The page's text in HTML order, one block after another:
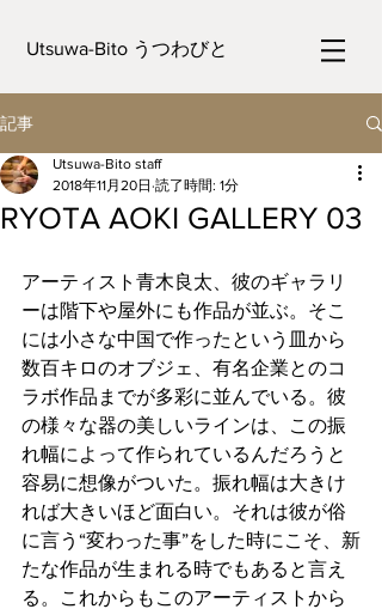
Utsuwa-Bito うつわびと
記事
RYOTA AOKI GALLERY 03
Utsuwa-Bito staff
2018年11月20日 読了時間: 1分
アーティスト青木良太、彼のギャラリ
ーは階下や屋外にも作品が並ぶ。そこ
には小さな中国で作ったという皿から
数百キロのオブジェ、有名企業とのコ
ラボ作品までが多彩に並んでいる。彼
の様々な器の美しいラインは、この振
れ幅によって作られているんだろうと
容易に想像がついた。振れ幅は大きけ
れば大きいほど面白い。それは彼が俗
に言う“変わった事”をした時にこそ、新
たな作品が生まれる時でもあると言え
る。これからもこのアーティストから